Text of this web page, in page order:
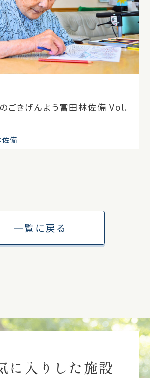
ごきげんよう富田林佐備 Vol.
備
一覧に戻る
に入りした施設